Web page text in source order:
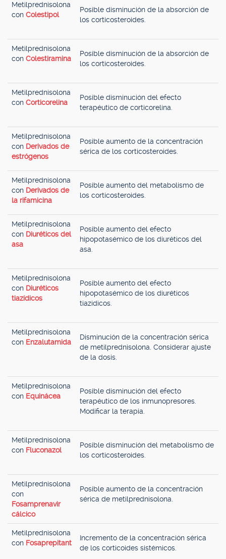
Metilprednisolona
con Colestipol
Posible disminución de la absorción de
los corticosteroides.
Metilprednisolona
con Colestiramina
Posible disminución de la absorción de
los corticosteroides.
Metilprednisolona
con Corticorelina
Posible disminución del efecto
terapéutico de corticorelina.
Metilprednisolona
con Derivados de
estrógenos
Posible aumento de la concentración
sérica de los corticosteroides.
Metilprednisolona
con Derivados de
la rifamicina
Posible aumento del metabolismo de
los corticosteroides.
Metilprednisolona
con Diuréticos del
asa
Posible aumento del efecto
hipopotasémico de los diuréticos del
asa.
Metilprednisolona
con Diuréticos
tiazídicos
Posible aumento del efecto
hipopotasémico de los diuréticos
tiazídicos.
Metilprednisolona
con Enzalutamida
Disminución de la concentración sérica
de metilprednisolona. Considerar ajuste
de la dosis.
Metilprednisolona
con Equinácea
Posible disminución del efecto
terapéutico de los inmunopresores.
Modificar la terapia.
Metilprednisolona
con Fluconazol
Posible disminución del metabolismo de
los corticosteroides.
Metilprednisolona
con
Fosamprenavir
cálcico
Posible aumento de la concentración
sérica de metilprednisolona.
Metilprednisolona
con Fosaprepitant
Incremento de la concentración sérica
de los corticoides sistémicos.